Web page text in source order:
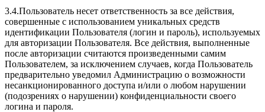
3.4.Пользователь несет ответственность за все действия,
совершенные с использованием уникальных средств
идентификации Пользователя (логин и пароль), используемых
для авторизации Пользователя. Все действия, выполненные
после авторизации считаются произведенными самим
Пользователем, за исключением случаев, когда Пользователь
предварительно уведомил Администрацию о возможности
несанкционированного доступа и/или о любом нарушении
(подозрениях о нарушении) конфиденциальности своего
логина и пароля.